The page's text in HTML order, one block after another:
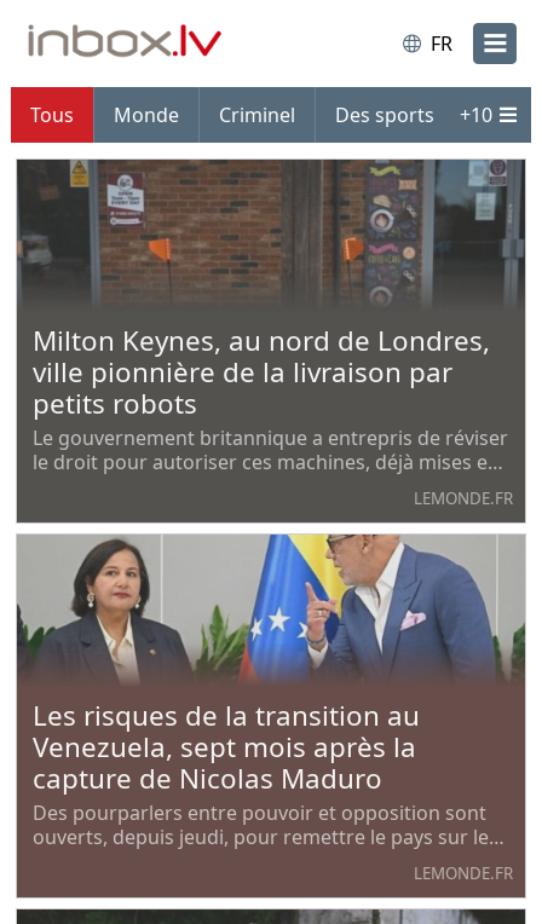
FR
Tous Monde Criminel Des sports +10
Milton Keynes, au nord de Londres,
ville pionnière de la livraison par
petits robots
Le gouvernement britannique a entrepris de réviser
le droit pour autoriser ces machines, déjà mises en
place dans une vingtaine de villes, à circuler sur le
LEMONDE.FR
Les risques de la transition au
Venezuela, sept mois après la
capture de Nicolas Maduro
Des pourparlers entre pouvoir et opposition sont
ouverts, depuis jeudi, pour remettre le pays sur les
rails de la démocratie et relancer l’économie. Mais
l’écrasante tutelle des Etats-Unis sur Caracas ne
manque pas de soulever des questions.
LEMONDE.FR